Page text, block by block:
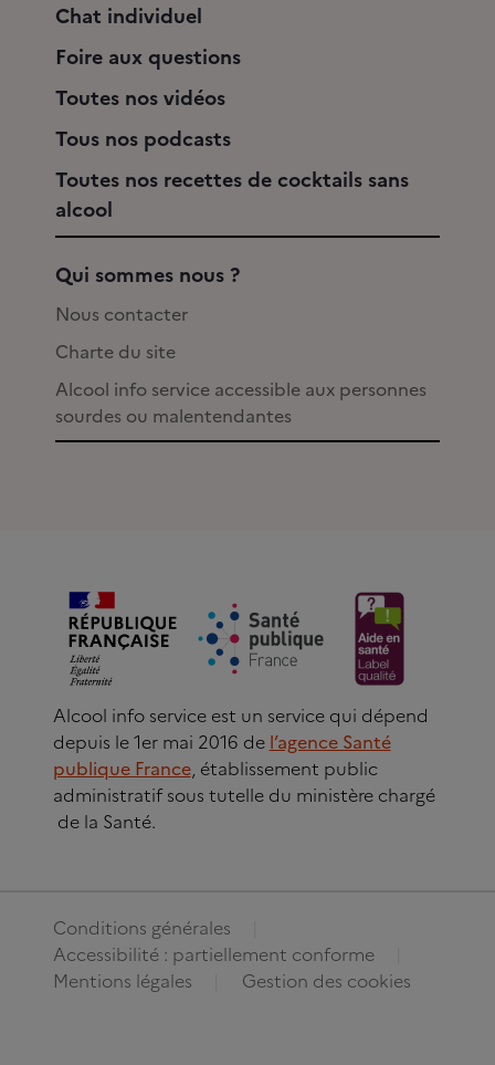
Chat individuel
Foire aux questions
Toutes nos vidéos
Tous nos podcasts
Toutes nos recettes de cocktails sans
alcool
Qui sommes nous ?
Nous contacter
Charte du site
Alcool info service accessible aux personnes
sourdes ou malentendantes
Alcool info service est un service qui dépend
depuis le 1er mai 2016 de l’agence Santé
publique France, établissement public
administratif sous tutelle du ministère chargé
de la Santé.
Conditions générales
Accessibilité : partiellement conforme
Mentions légales
Gestion des cookies